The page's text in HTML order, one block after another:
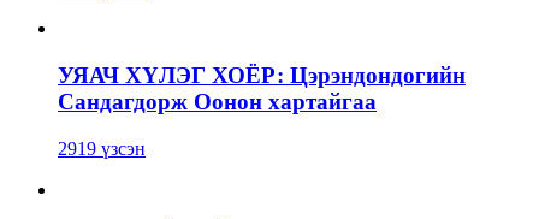
УЯАЧ ХҮЛЭГ ХОЁР: Цэрэндондогийн
Сандагдорж Оонон хартайгаа
2919 үзсэн